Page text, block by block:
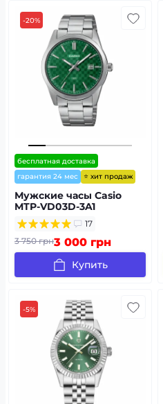
-20%
бесплатная доставка
гарантия 24 мес
⭐ хит продаж
Мужские часы Casio
MTP-VD03D-3A1
17
3 750 грн3 000 грн
Купить
-5%